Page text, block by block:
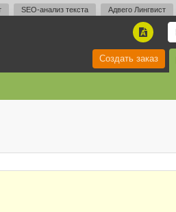
SEO-анализ текста Адвего Лингвист
A
Создать заказ